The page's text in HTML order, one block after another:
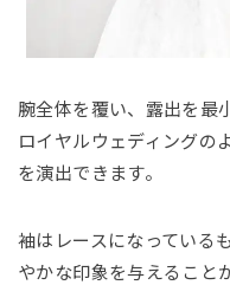
腕全体を覆い、露出を最
ロイヤルウェディングの
を演出できます。
袖はレースになっている
やかな印象を与えること